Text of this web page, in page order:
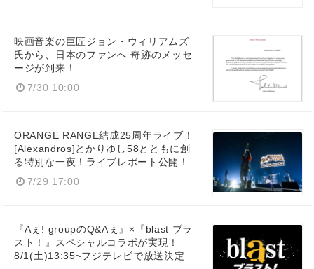
映画音楽の巨匠ジョン・ウィリアムズ
氏から、日本のファンへ 奇跡のメッセ
ージが到来！
7/30 10:00
ORANGE RANGE結成25周年ライブ！
[Alexandros]とかりゆし58とともに創
る特別な一夜！ライブレポート公開！
7/29 17:00
『Aぇ! groupのQ&Aぇ』×『blast ブラ
スト！』スペシャルコラボが実現！
8/1(土)13:35~フジテレビで放送決定